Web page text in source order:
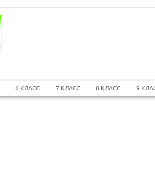
6 КЛАСС 7 КЛАСС 8 КЛАСС 9